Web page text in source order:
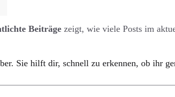
Beiträge zeigt, wie viele Posts im
Sie hilft dir, schnell zu erkennen, ob ihr